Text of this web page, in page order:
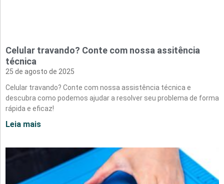
Celular travando? Conte com nossa assitência
técnica
25 de agosto de 2025
Celular travando? Conte com nossa assistência técnica e
descubra como podemos ajudar a resolver seu problema de forma
rápida e eficaz!
Leia mais